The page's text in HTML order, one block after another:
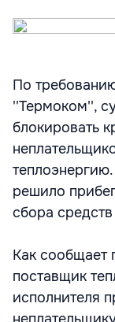
По
''Термоком'',
блокировать
решило
сбора
Как сообщает
поставщик
исполнителя